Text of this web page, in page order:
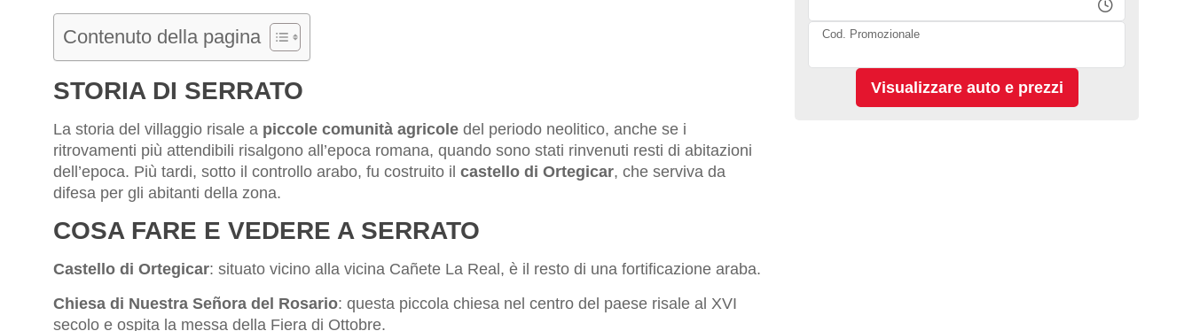
Contenuto della pagina
STORIA DI SERRATO
La storia del villaggio risale a piccole comunità agricole del periodo neolitico, anche se i
ritrovamenti più attendibili risalgono all’epoca romana, quando sono stati rinvenuti resti di abitazioni
dell’epoca. Più tardi, sotto il controllo arabo, fu costruito il castello di Ortegicar, che serviva da
difesa per gli abitanti della zona.
COSA FARE E VEDERE A SERRATO
Castello di Ortegicar: situato vicino alla vicina Cañete La Real, è il resto di una fortificazione araba.
Chiesa di Nuestra Señora del Rosario: questa piccola chiesa nel centro del paese risale al XVI
secolo e ospita la messa della Fiera di Ottobre.
Cod. Promozionale